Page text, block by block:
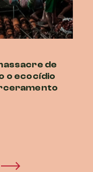
de
o ecocídio